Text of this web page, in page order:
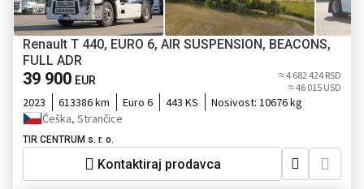
Renault T 440, EURO 6, AIR SUSPENSION, BEACONS,
FULL ADR
39 900 EUR
≈ 4 682 424 RSD
≈ 46 015 USD
2023 613386 km Euro 6 443 KS Nosivost: 10676 kg
Češka, Strančice
TIR CENTRUM s. r. o.
Kontaktiraj prodavca